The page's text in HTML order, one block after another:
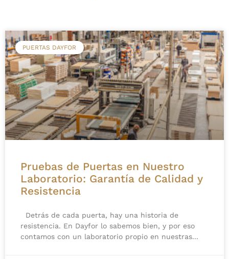
PUERTAS DAYFOR
Pruebas de Puertas en Nuestro
Laboratorio: Garantía de Calidad y
Resistencia
Detrás de cada puerta, hay una historia de
resistencia. En Dayfor lo sabemos bien, y por eso
contamos con un laboratorio propio en nuestras